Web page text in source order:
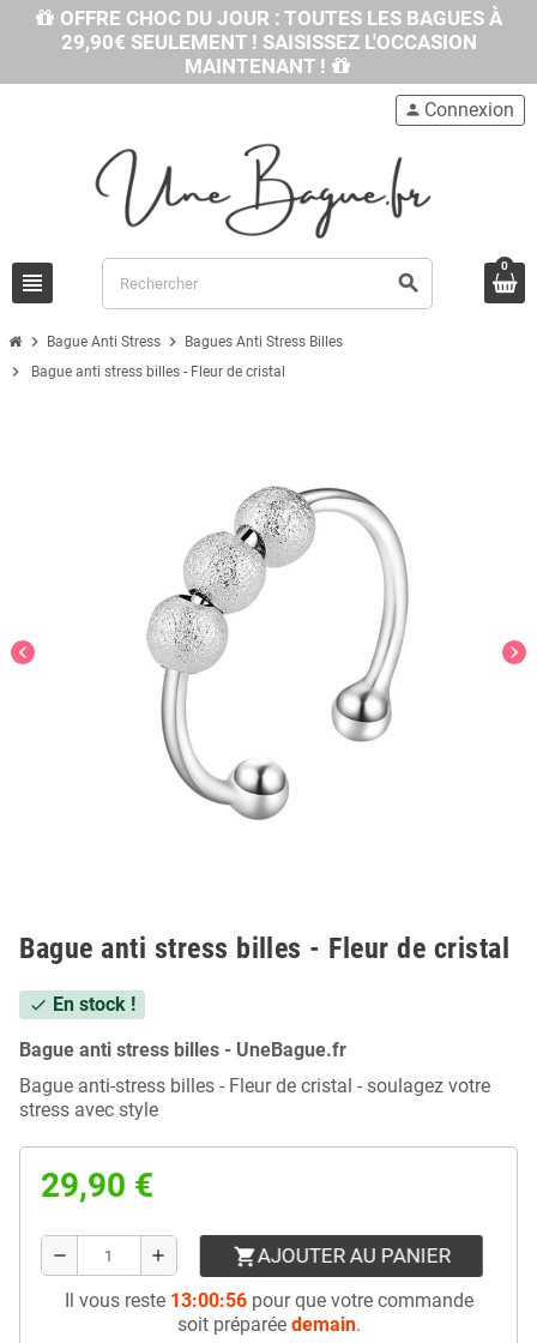
OFFRE CHOC DU JOUR : TOUTES LES BAGUES À
29,90€ SEULEMENT ! SAISISSEZ L'OCCASION
MAINTENANT !
view_headline search
person Connexion
0
chevron_right Bague Anti Stress chevron_right Bagues Anti Stress Billes
chevron_right Bague anti stress billes - Fleur de cristal
chevron_left chevron_right
Bague anti stress billes - Fleur de cristal
check En stock !
Bague anti stress billes - UneBague.fr
Bague anti-stress billes - Fleur de cristal - soulagez votre
stress avec style
29,90 €
remove add shopping_cartAJOUTER AU PANIER
Il vous reste 13:00:55pour que votre commande
soit préparée demain.